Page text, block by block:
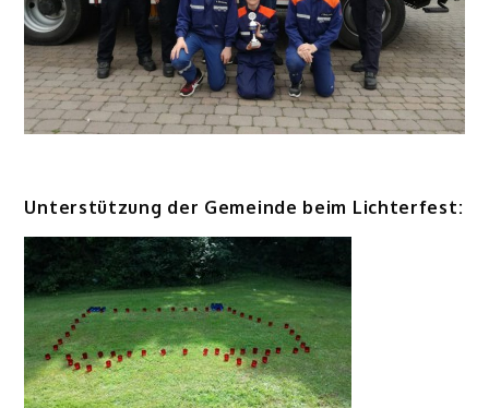
Unterstützung der Gemeinde beim Lichterfest: